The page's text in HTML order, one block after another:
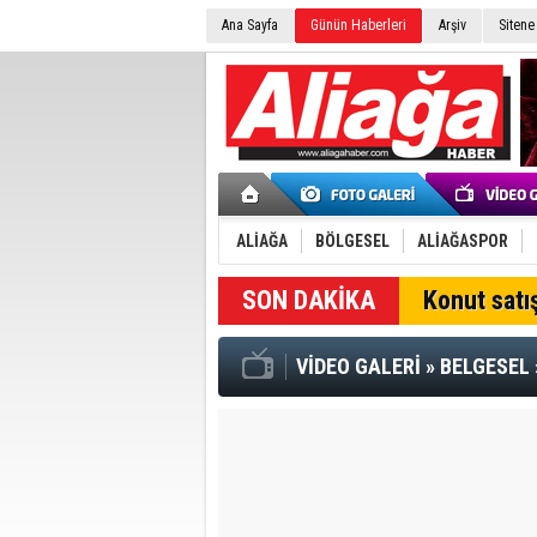
Ana Sayfa Günün Haberleri Arşiv
ALİAĞA BÖLGESEL ALİAĞASPOR
SON DAKİKA Konut
VİDEO GALERİ » BELGESEL